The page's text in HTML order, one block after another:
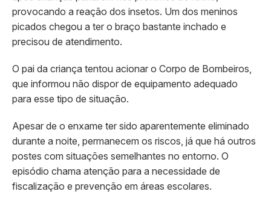
provocando a reação dos insetos. Um dos meninos
picados chegou a ter o braço bastante inchado e
precisou de atendimento.
O pai da criança tentou acionar o Corpo de Bombeiros,
que informou não dispor de equipamento adequado
para esse tipo de situação.
Apesar de o enxame ter sido aparentemente eliminado
durante a noite, permanecem os riscos, já que há outros
postes com situações semelhantes no entorno. O
episódio chama atenção para a necessidade de
fiscalização e prevenção em áreas escolares.